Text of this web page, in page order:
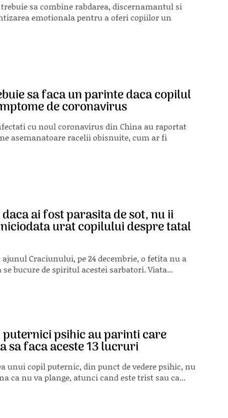
sa combine rabdarea, discernamantul si
emotionala pentru a oferi copiilor un
sa faca un parinte daca copilul
de coronavirus
cu noul coronavirus din China au raportat
asemanatoare racelii obisnuite, cum ar fi
ai fost parasita de sot, nu ii
urat copilului despre tatal
Craciunului, pe 24 decembrie, o fetita nu a
se bucure de spiritul acestei sarbatori. Viata...
puternici psihic au parinti care
sa faca aceste 13 lucruri
unui copil puternic, din punct de vedere psihic, nu
ca nu va plange, atunci cand este trist sau ca...